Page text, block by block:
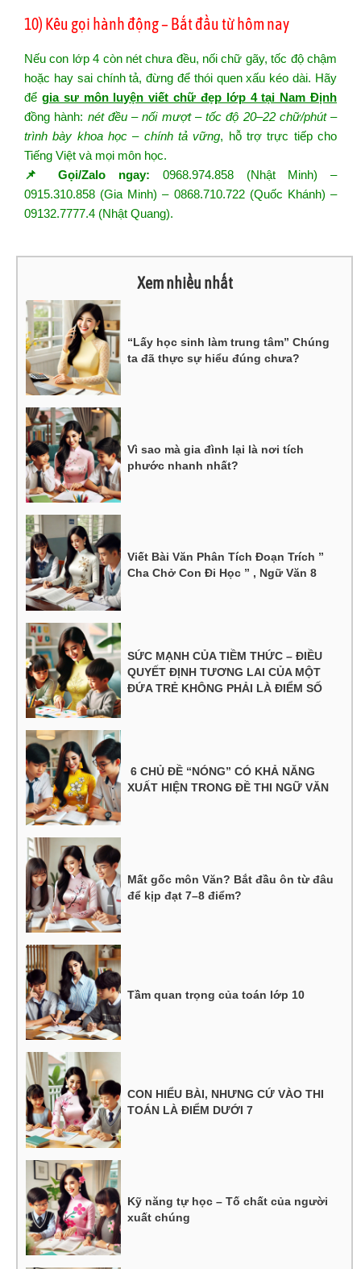
10) Kêu gọi hành động – Bắt đầu từ hôm nay
Nếu con lớp 4 còn nét chưa đều, nối chữ gãy, tốc độ chậm
hoặc hay sai chính tả, đừng để thói quen xấu kéo dài. Hãy
để gia sư môn luyện viết chữ đẹp lớp 4 tại Nam Định
đồng hành: nét đều – nối mượt – tốc độ 20–22 chữ/phút –
trình bày khoa học – chính tả vững, hỗ trợ trực tiếp cho
Tiếng Việt và mọi môn học.
📌 Gọi/Zalo ngay: 0968.974.858 (Nhật Minh) –
0915.310.858 (Gia Minh) – 0868.710.722 (Quốc Khánh) –
09132.7777.4 (Nhật Quang).
Xem nhiều nhất
“Lấy học sinh làm trung tâm” Chúng
ta đã thực sự hiểu đúng chưa?
Vì sao mà gia đình lại là nơi tích
phước nhanh nhất?
Viết Bài Văn Phân Tích Đoạn Trích ”
Cha Chở Con Đi Học ” , Ngữ Văn 8
SỨC MẠNH CỦA TIỀM THỨC – ĐIỀU
QUYẾT ĐỊNH TƯƠNG LAI CỦA MỘT
ĐỨA TRẺ KHÔNG PHẢI LÀ ĐIỂM SỐ
6 CHỦ ĐỀ “NÓNG” CÓ KHẢ NĂNG
XUẤT HIỆN TRONG ĐỀ THI NGỮ VĂN
Mất gốc môn Văn? Bắt đầu ôn từ đâu
để kịp đạt 7–8 điểm?
Tầm quan trọng của toán lớp 10
CON HIỂU BÀI, NHƯNG CỨ VÀO THI
TOÁN LÀ ĐIỂM DƯỚI 7
Kỹ năng tự học – Tố chất của người
xuất chúng